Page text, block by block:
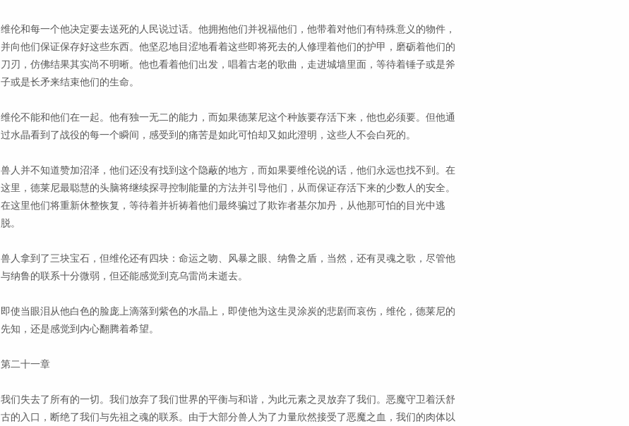
维伦和每一个他决定要去送死的人民说过话。他拥抱他们并祝福他们，他带着对他们有特殊意义的物件，
并向他们保证保存好这些东西。他坚忍地目涩地看着这些即将死去的人修理着他们的护甲，磨砺着他们的
刀刃，仿佛结果其实尚不明晰。他也看着他们出发，唱着古老的歌曲，走进城墙里面，等待着锤子或是斧
子或是长矛来结束他们的生命。
维伦不能和他们在一起。他有独一无二的能力，而如果德莱尼这个种族要存活下来，他也必须要。但他通
过水晶看到了战役的每一个瞬间，感受到的痛苦是如此可怕却又如此澄明，这些人不会白死的。
兽人并不知道赞加沼泽，他们还没有找到这个隐蔽的地方，而如果要维伦说的话，他们永远也找不到。在
这里，德莱尼最聪慧的头脑将继续探寻控制能量的方法并引导他们，从而保证存活下来的少数人的安全。
在这里他们将重新休整恢复，等待着并祈祷着他们最终骗过了欺诈者基尔加丹，从他那可怕的目光中逃
脱。
兽人拿到了三块宝石，但维伦还有四块：命运之吻、风暴之眼、纳鲁之盾，当然，还有灵魂之歌，尽管他
与纳鲁的联系十分微弱，但还能感觉到克乌雷尚未逝去。
即使当眼泪从他白色的脸庞上滴落到紫色的水晶上，即使他为这生灵涂炭的悲剧而哀伤，维伦，德莱尼的
先知，还是感觉到内心翻腾着希望。
第二十一章
我们失去了所有的一切。我们放弃了我们世界的平衡与和谐，为此元素之灵放弃了我们。恶魔守卫着沃舒
古的入口，断绝了我们与先祖之魂的联系。由于大部分兽人为了力量欣然接受了恶魔之血，我们的肉体以